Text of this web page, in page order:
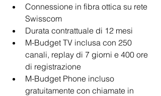
Connessione in fibra ottica su rete
Swisscom
Durata contrattuale di 12 mesi
M-Budget TV inclusa con 250
canali, replay di 7 giorni e 400 ore
di registrazione
M-Budget Phone incluso
gratuitamente con chiamate in